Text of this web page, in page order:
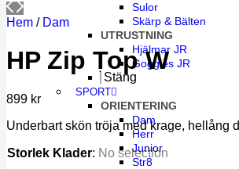
Sulor
Skärp & Bälten
UTRUSTNING
Hjälmar JR
Goggles JR
Stäng
SPORT
ORIENTERING
Dam
Herr
Junior
Str8
Hem / Dam
HP Zip Top W
899 kr
Underbart skön tröja med krage, hellång
Storlek Klader: No selection